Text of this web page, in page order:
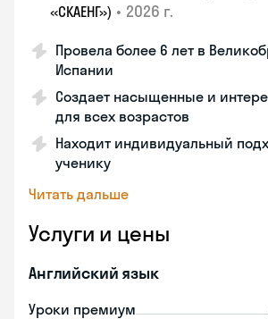
«СКАЕНГ») • 2026 г.
Провела более 6 лет в
Испании
Создает насыщенные и
для всех возрастов
Находит индивидуальный
ученику
Читать дальше
Услуги и цены
Английский язык
Уроки премиум